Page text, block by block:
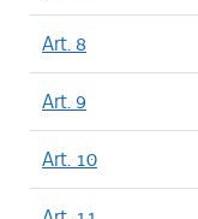
Art. 8
Art. 9
Art. 10